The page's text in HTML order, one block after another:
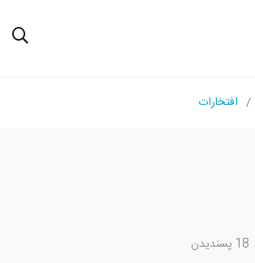
افتخارات
18 پسندیدن